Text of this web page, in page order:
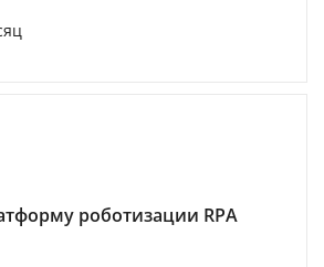
роботизации RPA